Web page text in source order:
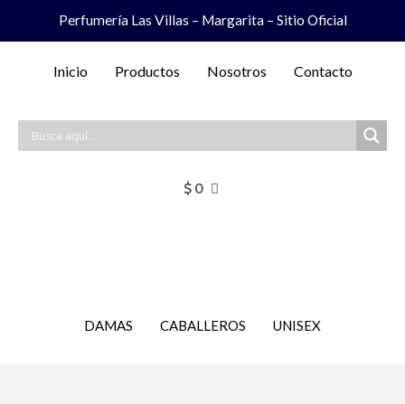
Perfumería Las Villas – Margarita – Sitio Oficial
Inicio Productos Nosotros Contacto
$ 0
DAMAS CABALLEROS UNISEX